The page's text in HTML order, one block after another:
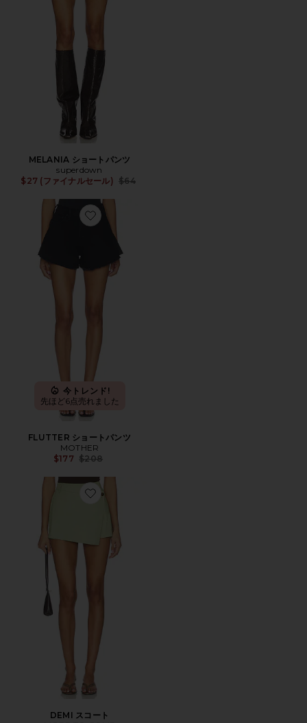
MELANIA ショートパンツ
superdown
$27 (ファイナルセール) Previous price:
$64
Favorite FLUTTER ショートパンツ
今トレンド!
先ほど6点売れました
FLUTTER ショートパンツ
MOTHER
$177 Previous price:
$208
Favorite DEMI スコート
DEMI スコート